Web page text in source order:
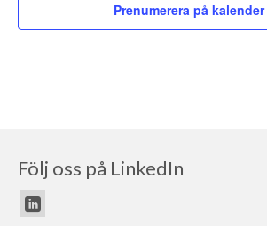
Prenumerera på kalender
Följ oss på LinkedIn